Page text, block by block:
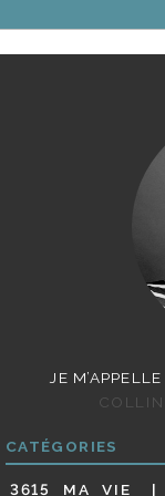
ARTICLES
JE
COLLIN
CATÉGORIES
3615 MA VIE